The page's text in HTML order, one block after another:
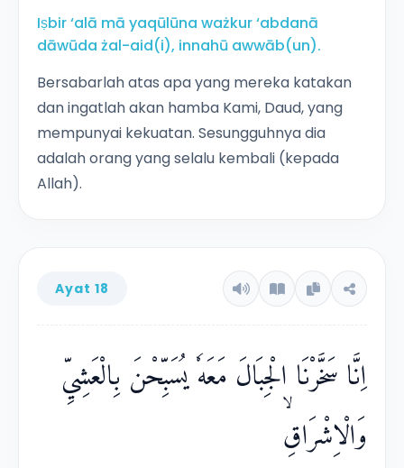
Iṣbir ‘alā mā yaqūlūna ważkur ‘abdanā
dāwūda żal-aid(i), innahū awwāb(un).
Bersabarlah atas apa yang mereka katakan
dan ingatlah akan hamba Kami, Daud, yang
mempunyai kekuatan. Sesungguhnya dia
adalah orang yang selalu kembali (kepada
Allah).
Ayat 18
اِنَّا سَخَّرْنَا الْجِبَالَ مَعَهٗ يُسَبِّحْنَ بِالْعَشِيِّ
وَالْاِشْرَاقِۙ